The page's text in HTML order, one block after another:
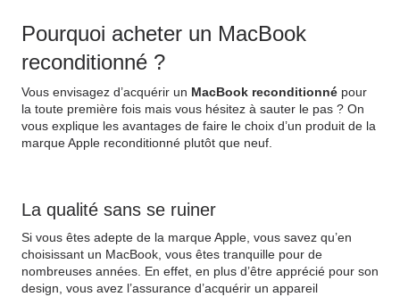
Pourquoi acheter un MacBook
reconditionné ?
Vous envisagez d’acquérir un MacBook reconditionné pour
la toute première fois mais vous hésitez à sauter le pas ? On
vous explique les avantages de faire le choix d’un produit de la
marque Apple reconditionné plutôt que neuf.
La qualité sans se ruiner
Si vous êtes adepte de la marque Apple, vous savez qu’en
choisissant un MacBook, vous êtes tranquille pour de
nombreuses années. En effet, en plus d’être apprécié pour son
design, vous avez l’assurance d’acquérir un appareil